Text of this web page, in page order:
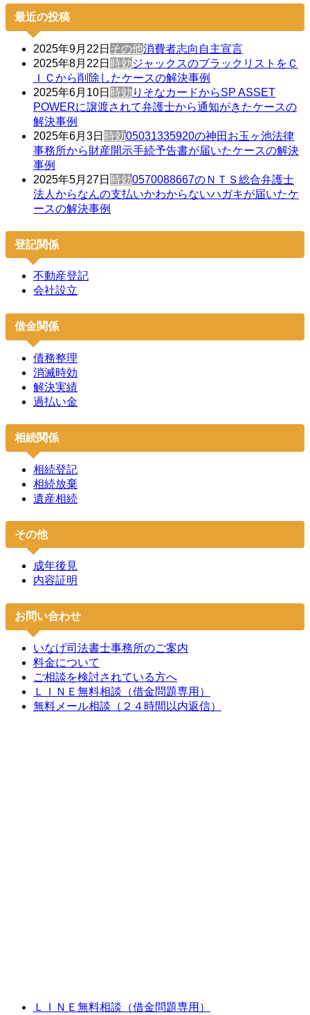
最近の投稿
2025年9月22日 その他消費者志向自主宣言
2025年8月22日 時効ジャックスのブラックリストをＣ
ＩＣから削除したケースの解決事例
2025年6月10日 時効 りそなカードからSP ASSET
POWERに譲渡されて弁護士から通知がきたケースの
解決事例
2025年6月3日 時効05031335920の神田お玉ヶ池法律
事務所から財産開示手続予告書が届いたケースの解決
事例
2025年5月27日 時効0570088667のＮＴＳ総合弁護士
法人からなんの支払いかわからないハガキが届いたケ
ースの解決事例
登記関係
不動産登記
会社設立
借金関係
債務整理
消滅時効
解決実績
過払い金
相続関係
相続登記
相続放棄
遺産相続
その他
成年後見
内容証明
お問い合わせ
いなげ司法書士事務所のご案内
料金について
ご相談を検討されている方へ
ＬＩＮＥ無料相談（借金問題専用）
無料メール相談（２４時間以内返信）
ＬＩＮＥ無料相談（借金問題専用）